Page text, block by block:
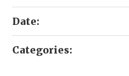
Date:
Categories: